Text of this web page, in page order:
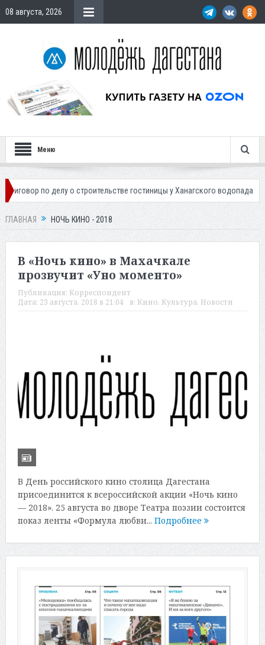
08 августа, 2026
Меню
по делу о строительстве гостиницы у Ханагского водопада Власти
ГЛАВНАЯ НОЧЬ КИНО - 2018
В «Ночь кино» в Махачкале
прозвучит «Уно моменто»
Публикация: Корреспондент
Дата: 23 августа, 2018 в 21:04 в: Кино, Культура, Новости
В День российского кино столица Дагестана
присоединится к всероссийской акции «Ночь кино
— 2018». 25 августа во дворе Театра поэзии состоится
показ ленты «Формула любви... Подробнее